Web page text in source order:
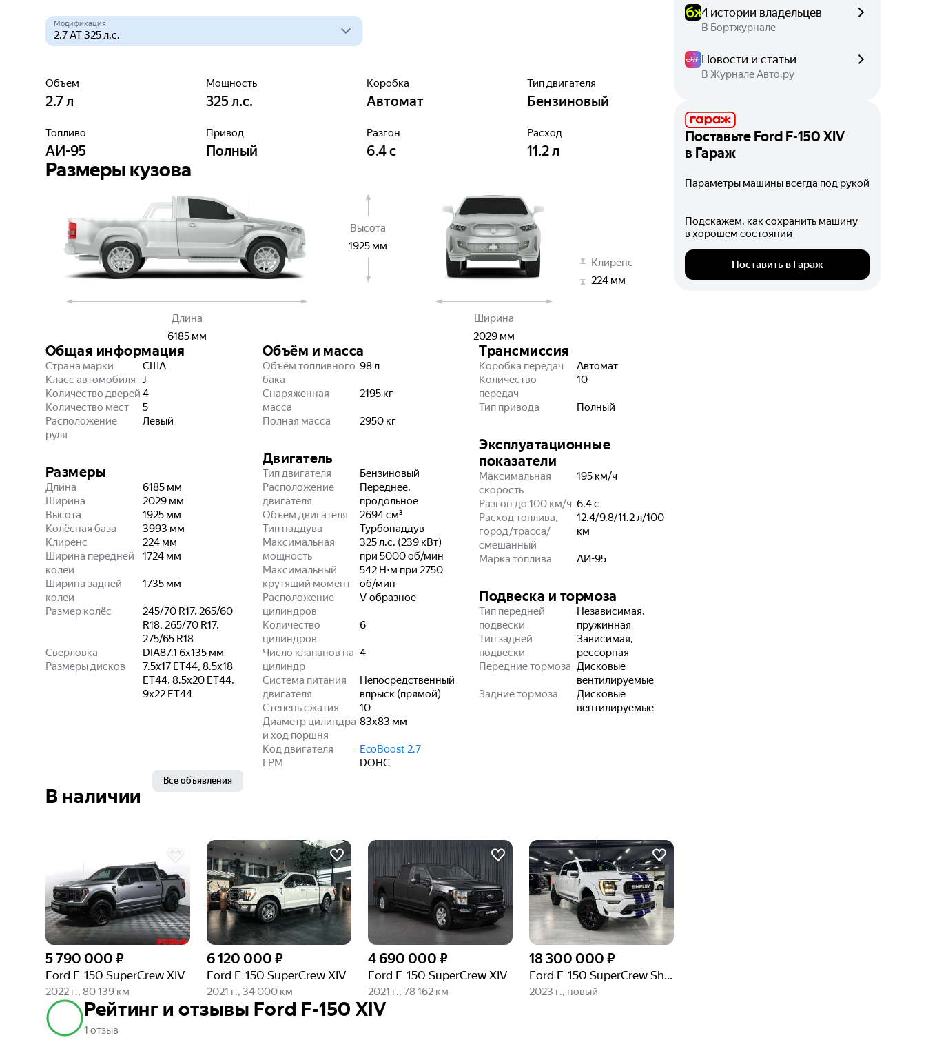
Модификация
Объем
2.7л
Мощность
325л.с.
Коробка
Автомат
Тип двигателя
Бензиновый
Топливо
АИ-95
Привод
Полный
Разгон
6.4с
Расход
11.2л
Размеры кузова
Высота
1925 мм
Клиренс
224 мм
Длина
6185 мм
Ширина
2029 мм
Общая информация
Страна марки
США
Класс автомобиля
J
Количество дверей 4
Количество мест
5
Расположение
руля
Левый
Размеры
Длина 6185 мм
Ширина
2029 мм
Высота
1925 мм
Колёсная база
3993 мм
Клиренс
224 мм
Ширина передней
колеи
1724 мм
Ширина задней
колеи
1735 мм
Размер колёс
245/70 R17, 265/60
R18, 265/70 R17,
275/65 R18
Сверловка
DIA87.1 6x135 мм
Размеры дисков
7.5x17 ET44, 8.5x18
ET44, 8.5x20 ET44,
9x22 ET44
Объём и масса
Объём топливного
бака
98 л
Снаряженная
масса
2195 кг
Полная масса 2950 кг
Двигатель
Тип двигателя
Бензиновый
Расположение
двигателя
Переднее,
продольное
Объем двигателя
2694см³
Тип наддува
Турбонаддув
Максимальная
мощность
325 л.с. (239 кВт)
при 5000 об/мин
Максимальный
крутящий момент
542 Н⋅м при 2750
об/мин
Расположение
цилиндров
V-образное
Количество
цилиндров
6
Число клапанов на
цилиндр
4
Система питания
двигателя
Непосредственный
впрыск (прямой)
Степень сжатия
10
Диаметр цилиндра
и ход поршня
83x83 мм
Код двигателя
EcoBoost 2.7
ГРМ
DOHC
Трансмиссия
Коробка передач
Автомат
Количество
передач
10
Тип привода Полный
Эксплуатационные
показатели
Максимальная
скорость
195 км/ч
Разгон до 100 км/ч 6.4с
Расход топлива,
город/трасса/
смешанный
12.4/9.8/11.2 л/100
км
Марка топлива АИ-95
Подвеска и тормоза
Тип передней
подвески
Независимая,
пружинная
Тип задней
подвески
Зависимая,
рессорная
Передние тормоза Дисковые
вентилируемые
Задние тормоза
Дисковые
вентилируемые
В наличии
Все объявления
5 790 000 ₽
Ford F-150 SuperCrew XIV
2022 г., 80 139 км
6 120 000 ₽
Ford F-150 SuperCrew XIV
2021 г., 34 000 км
4 690 000 ₽
Ford F-150 SuperCrew XIV
2021 г., 78 162 км
18 300 000 ₽
Ford F-150 SuperCrew Shelby XIV
2023 г., новый
Рейтинг и отзывы Ford F-150 XIV
1 отзыв
4 истории владельцев
В Бортжурнале
Новости и статьи
В Журнале Авто.ру
Поставьте Ford F-150 XIV
в Гараж
Параметры машины всегда под рукой
Подскажем, как сохранить машину
в хорошем состоянии
Поставить в Гараж